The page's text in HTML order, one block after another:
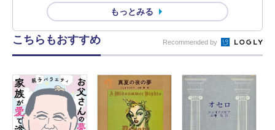
もっとみる
こちらもおすすめ Recommended by